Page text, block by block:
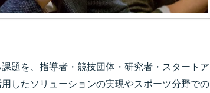
題を、指導者・競技団体・研究者・スタートア
したソリューションの実現やスポーツ分野での